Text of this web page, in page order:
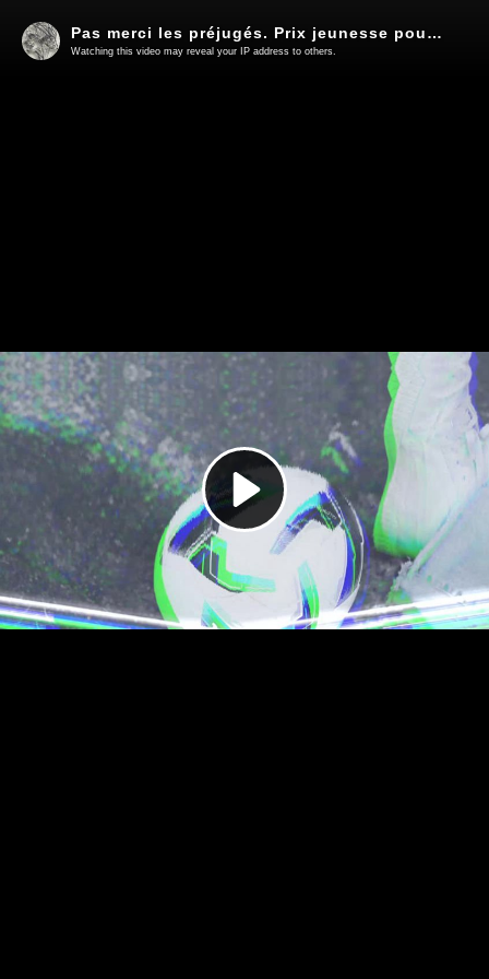
Play
Video
Pas merci les préjugés. Prix jeunesse pour l’égalité 2025
Watching this video may reveal your IP address to others.